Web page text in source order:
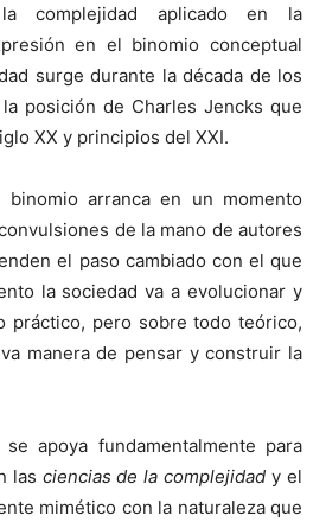
complejidad aplicado en la
en el binomio conceptual
surge durante la década de los
posición de Charles Jencks que
XX y principios del XXI.
arranca en un momento
de la mano de autores
el paso cambiado con el que
la sociedad va a evolucionar y
práctico, pero sobre todo teórico,
manera de pensar y construir la
apoya fundamentalmente para
las ciencias de la complejidady el
mimético con la naturaleza que